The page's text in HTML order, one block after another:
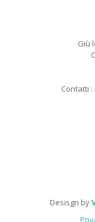
Giù
Contatti :
Desisgn by